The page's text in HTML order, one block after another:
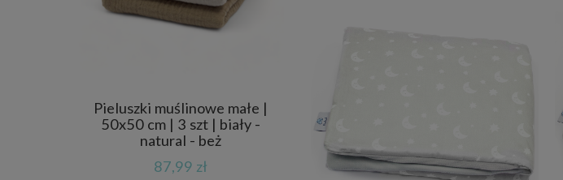
Pieluszki muślinowe małe |
50x50 cm | 3 szt | biały -
natural - beż
87,99 zł